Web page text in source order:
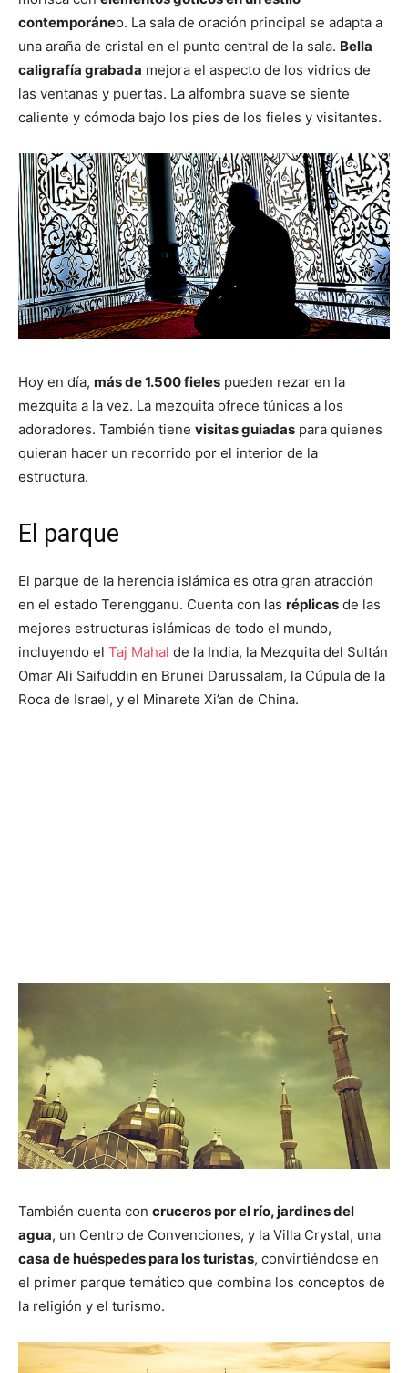
contemporáneo. La sala de oración principal se adapta a
una araña de cristal en el punto central de la sala. Bella
caligrafía grabada mejora el aspecto de los vidrios de
las ventanas y puertas. La alfombra suave se siente
caliente y cómoda bajo los pies de los fieles y visitantes.
Hoy en día, más de 1.500 fieles pueden rezar en la
mezquita a la vez. La mezquita ofrece túnicas a los
adoradores. También tiene visitas guiadas para quienes
quieran hacer un recorrido por el interior de la
estructura.
El parque
El parque de la herencia islámica es otra gran atracción
en el estado Terengganu. Cuenta con las réplicas de las
mejores estructuras islámicas de todo el mundo,
incluyendo el Taj Mahal de la India, la Mezquita del Sultán
Omar Ali Saifuddin en Brunei Darussalam, la Cúpula de la
Roca de Israel, y el Minarete Xi’an de China.
También cuenta con cruceros por el río, jardines del
agua, un Centro de Convenciones, y la Villa Crystal, una
casa de huéspedes para los turistas, convirtiéndose en
el primer parque temático que combina los conceptos de
la religión y el turismo.